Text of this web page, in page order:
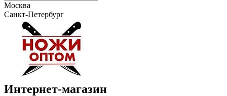
Москва
Санкт-Петербург
Интернет-магазин